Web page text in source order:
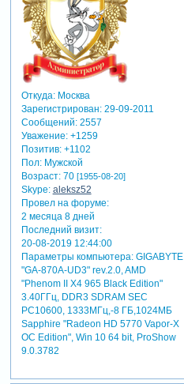
Откуда:Москва
Зарегистрирован: 29-09-2011
Сообщений:2557
Уважение: +1259
Позитив: +1102
Пол:Мужской
Возраст:70 [1955-08-20]
Skype: aleksz52
Провел на форуме:
2 месяца 8 дней
Последний визит:
20-08-2019 12:44:00
Параметры компьютера:GIGABYTE
"GA-870A-UD3" rev.2.0, AMD
"Phenom II X4 965 Black Edition"
3.40ГГц, DDR3 SDRAM SEC
PC10600, 1333МГц,-8 ГБ,1024МБ
Sapphire "Radeon HD 5770 Vapor-X
OC Edition", Win 10 64 bit, ProShow
9.0.3782